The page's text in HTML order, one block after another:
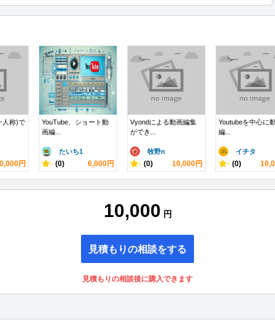
人称)で
円
YouTube、ショート動
画編...
たいち1
- (0) 6,000円
Vyondによる動画編集
ができ...
牧野n
- (0) 10,000円
Youtubeを中心に
編...
イチタ
- (0)
10,000 円
見積もりの相談をする
見積もりの相談後に購入できます